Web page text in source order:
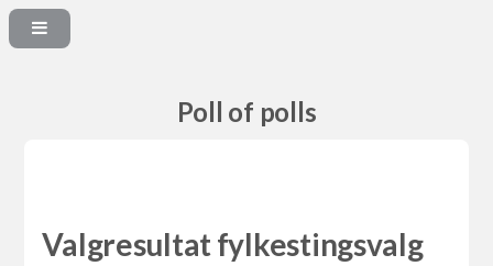
Poll of polls
Valgresultat fylkestingsvalg